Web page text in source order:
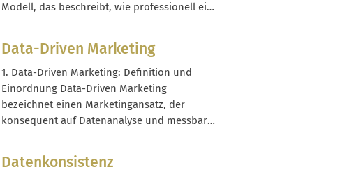
Modell, das beschreibt, wie professionell ein
Datenqualität, Datenprozesse, Technologie,
Organisation und Entscheidungsfindung
zusammenspielen. Ein hoher Data-Maturity-
Grad bedeutet, dass Daten als...
Data-Driven Marketing
1. Data-Driven Marketing: Definition und
Einordnung Data-Driven Marketing
bezeichnet einen Marketingansatz, der
konsequent auf Datenanalyse und messbaren
entlang quantifizierbarer Signale wie Klicks,
Conversions, Warenkorbwerten oder Churn-
Datenkonsistenz